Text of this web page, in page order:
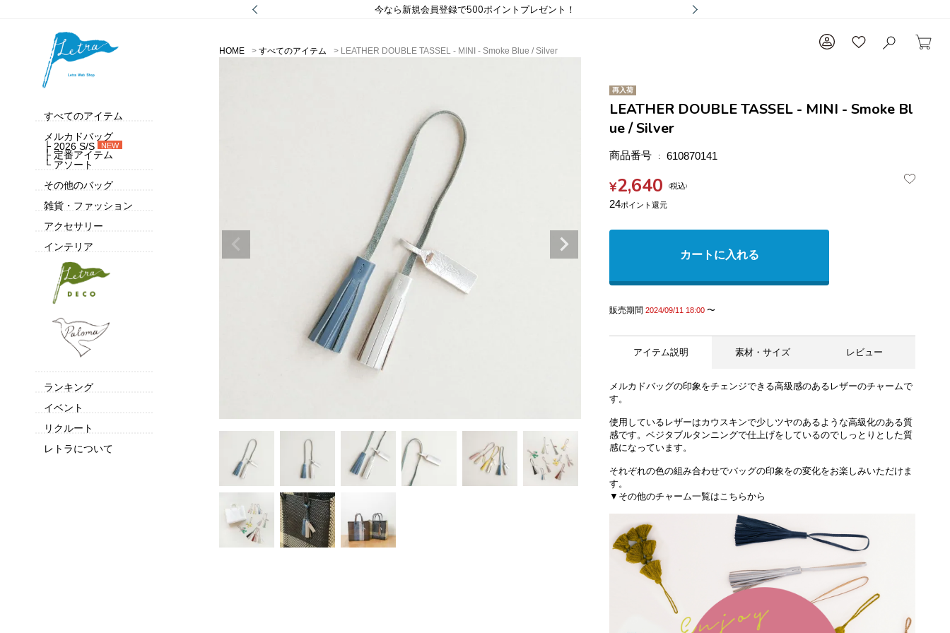
今なら新規会員登録で500ポイントプレゼント！
すべてのアイテム
メルカドバッグ
├ 2026 S/S
NEW
├ 定番アイテム
└ アソート
その他のバッグ
雑貨・ファッション
アクセサリー
インテリア
ランキング
イベント
リクルート
レトラについて
HOME すべてのアイテム LEATHER DOUBLE TASSEL - MINI - Smoke Blue / Silver
再入荷
LEATHER DOUBLE TASSEL - MINI - Smoke Bl
ue / Silver
商品番号 610870141
¥2,640 税込
24
カートに入れる
販売期間 2024/09/11 18:00 〜
アイテム説明 素材・サイズ レビュー
メルカドバッグの印象をチェンジできる高級感のあるレザーのチャームで
す。
使用しているレザーはカウスキンで少しツヤのあるような高級化のある質
感です。ベジタブルタンニングで仕上げをしているのでしっとりとした質
感になっています。
それぞれの色の組み合わせでバッグの印象をの変化をお楽しみいただけま
す。
▼その他のチャーム一覧はこちらから